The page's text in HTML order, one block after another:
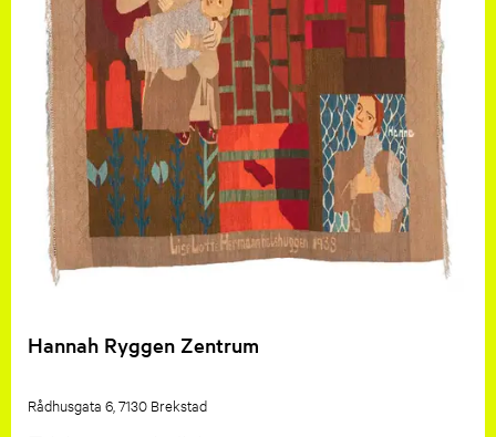
Hannah Ryggen Zentrum
Rådhusgata 6, 7130 Brekstad